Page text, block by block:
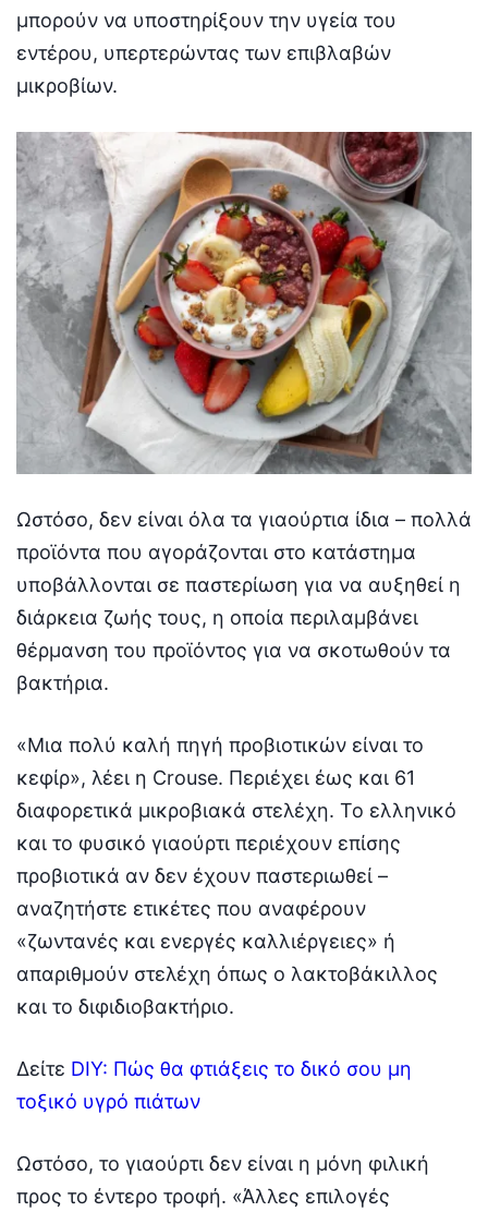
μπορούν να υποστηρίξουν την υγεία του
εντέρου, υπερτερώντας των επιβλαβών
μικροβίων.
Ωστόσο, δεν είναι όλα τα γιαούρτια ίδια – πολλά
προϊόντα που αγοράζονται στο κατάστημα
υποβάλλονται σε παστερίωση για να αυξηθεί η
διάρκεια ζωής τους, η οποία περιλαμβάνει
θέρμανση του προϊόντος για να σκοτωθούν τα
βακτήρια.
«Μια πολύ καλή πηγή προβιοτικών είναι το
κεφίρ», λέει η Crouse. Περιέχει έως και 61
διαφορετικά μικροβιακά στελέχη. Το ελληνικό
και το φυσικό γιαούρτι περιέχουν επίσης
προβιοτικά αν δεν έχουν παστεριωθεί –
αναζητήστε ετικέτες που αναφέρουν
«ζωντανές και ενεργές καλλιέργειες» ή
απαριθμούν στελέχη όπως ο λακτοβάκιλλος
και το διφιδιοβακτήριο.
Δείτε DIY: Πώς θα φτιάξεις το δικό σου μη
τοξικό υγρό πιάτων
Ωστόσο, το γιαούρτι δεν είναι η μόνη φιλική
προς το έντερο τροφή. «Άλλες επιλογές